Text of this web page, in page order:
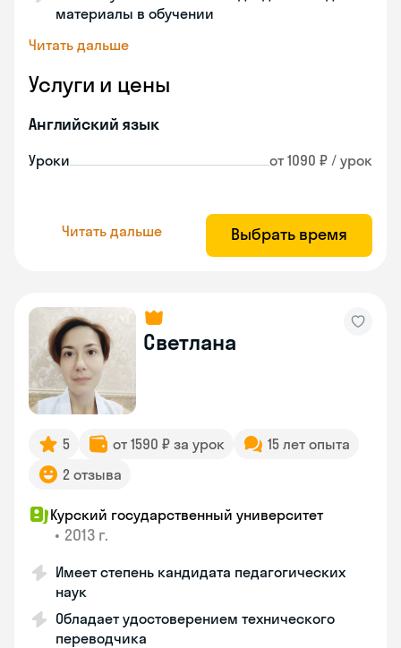
материалы в обучении
Читать дальше
Услуги и цены
Английский язык
Уроки от 1090 ₽ / урок
Читать дальше Выбрать время
Светлана
5 от 1590 ₽ за урок
15 лет опыта
2 отзыва
Курский государственный университет
• 2013 г.
Имеет степень кандидата педагогических
наук
Обладает удостоверением технического
переводчика